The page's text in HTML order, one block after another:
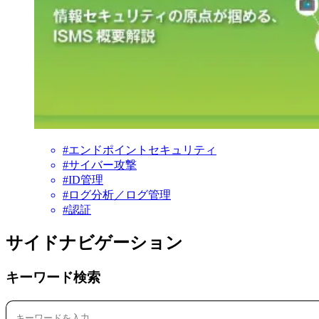
#エンドポイントセキュリティ
#サイバー攻撃
#ID管理
#ログ分析／ログ管理
#認証
サイドナビゲーション
キーワード検索